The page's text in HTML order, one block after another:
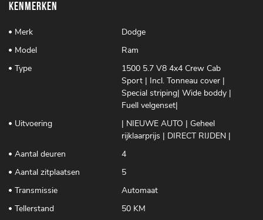
Kenmerken
Merk
Dodge
Model
Ram
Type
1500 5.7 V8 4x4 Crew Cab
Sport | Incl. Tonneau cover |
Special striping| Wide boddy |
Fuell velgenset|
Uitvoering
| NIEUWE AUTO | Geheel
rijklaarprijs | DIRECT RIJDEN |
Aantal deuren
4
Aantal zitplaatsen
5
Transmissie
Automaat
Tellerstand
50 KM